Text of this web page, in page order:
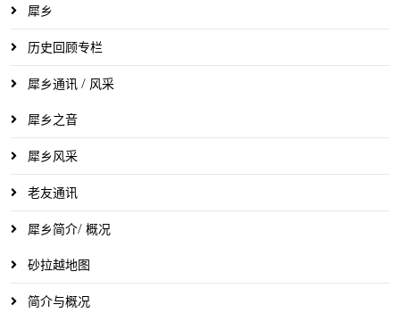
犀乡
历史回顾专栏
犀乡通讯 / 风采
犀乡之音
犀乡风采
老友通讯
犀乡简介/ 概况
砂拉越地图
简介与概况